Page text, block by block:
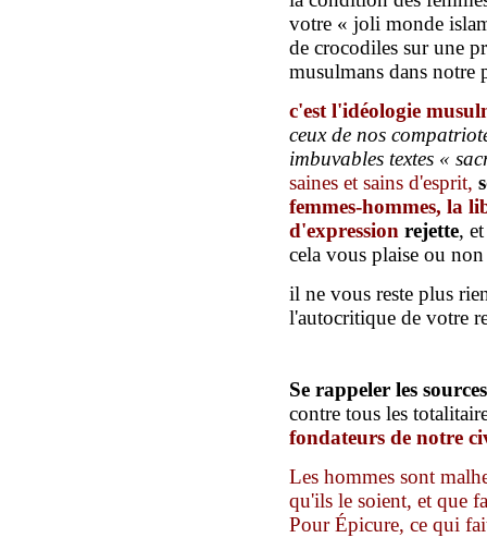
votre « joli monde
de crocodiles sur une
musulmans dans notre
c'est l'idéologie
ceuxde nos
imbuvables textes «
saines et sains d'esprit,
femmes-hommes, la
d'expression rejette,
cela vous plaise ou
il ne vous reste plus
l'autocritique de votre
Se rappeler les
contre tous les
fondateurs de notre
Les hommes sont
qu'ils le soient, et que
Pour Épicure, ce qui